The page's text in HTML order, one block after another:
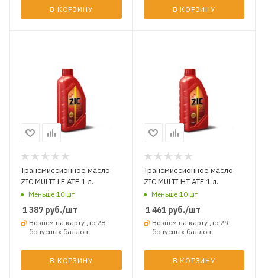
В КОРЗИНУ В КОРЗИНУ
Трансмиссионное масло
ZIC MULTI LF ATF 1 л.
Меньше 10 шт
1 387 руб./шт
Вернем на карту до 28
бонусных баллов
В КОРЗИНУ
Трансмиссионное масло
ZIC MULTI HT ATF 1 л.
Меньше 10 шт
1 461руб./шт
Вернем на карту до 29
бонусных баллов
В КОРЗИНУ